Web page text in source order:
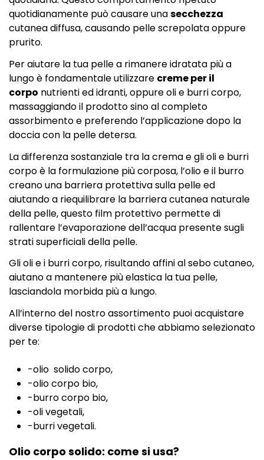
quotidianamente può causare unasecchezza
cutanea diffusa, causando pelle screpolata oppure
prurito.
Per aiutare la tua pelle a rimanere idratata più a
lungo è fondamentale utilizzare creme per il
corpo nutrienti ed idranti, oppure oli e burri corpo,
massaggiando il prodotto sino al completo
assorbimento e preferendo l’applicazione dopo la
doccia con la pelle detersa.
La differenza sostanziale tra la crema e gli oli e burri
corpo è la formulazione più corposa, l’olio e il burro
creano una barriera protettiva sulla pelle ed
aiutando a riequilibrare la barriera cutanea naturale
della pelle, questo film protettivo permette di
rallentare l’evaporazione dell’acqua presente sugli
strati superficiali della pelle.
Gli oli e i burri corpo, risultando affini al sebo cutaneo,
aiutano a mantenere più elastica la tua pelle,
lasciandola morbida più a lungo.
All’interno del nostro assortimento puoi acquistare
diverse tipologie di prodotti che abbiamo selezionato
per te:
-olio solido corpo,
-olio corpo bio,
-burro corpo bio,
-oli vegetali,
-burri vegetali.
Olio corpo solido: come si usa?